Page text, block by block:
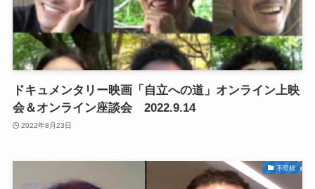
ドキュメンタリー映画「自立への道」オンライン上映
会＆オンライン座談会 2022.9.14
2022年8月23日
不登校